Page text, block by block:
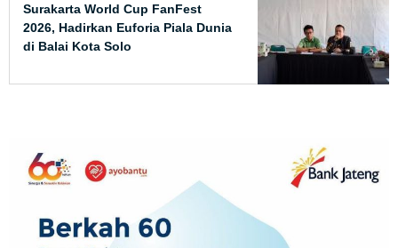
Surakarta World Cup FanFest
2026, Hadirkan Euforia Piala Dunia
di Balai Kota Solo